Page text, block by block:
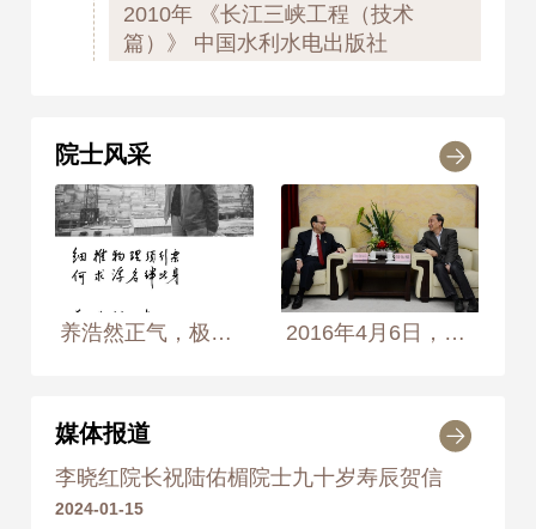
2010年
《长江三峡工程（技术
篇）》 中国水利水电出版社
2015年
荣获 世界工程组织联合会优
2019
2019年
荣获 “能源功勋·终身成就人
物”奖
院士风采
养浩然正气，极风云壮观 2004年3月25日， 摄于宜昌长江三峡工程大坝工地 摄影师：侯艺兵、王生生 2016年4月6日，中国水力发电工程学会名誉理事长、中国工程院院士陆佑楣会见来访的世界工程组织联合会(World Federation of Engineering Organizations, WFEO)主席乔治·斯皮塔尼克（Jorge Spitalnik）先生，双方进行了亲切友好的会谈。
媒体报道
李晓红院长祝陆佑楣院士九十岁寿辰贺信
2024-01-15